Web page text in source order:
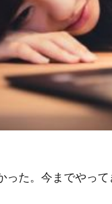
った。今までやっ